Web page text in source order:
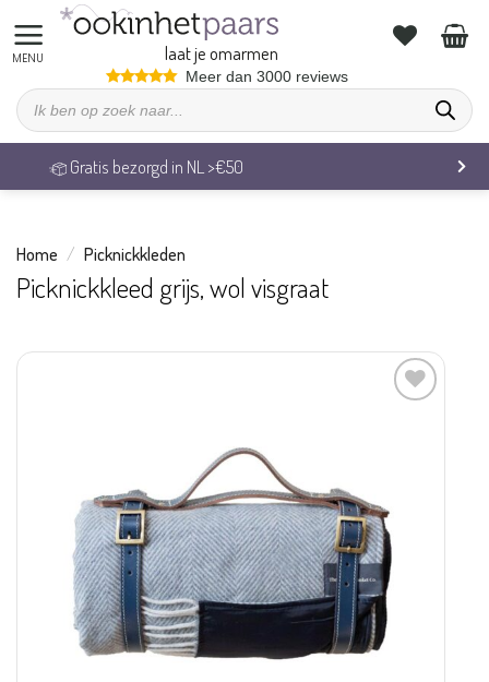
naar
inhoud
laat je omarmen
Meer dan 3000 reviews
Producten
zoeken
Gratis bezorgd in NL >€50
Home / Picknickkleden
Picknickkleed grijs, wol visgraat